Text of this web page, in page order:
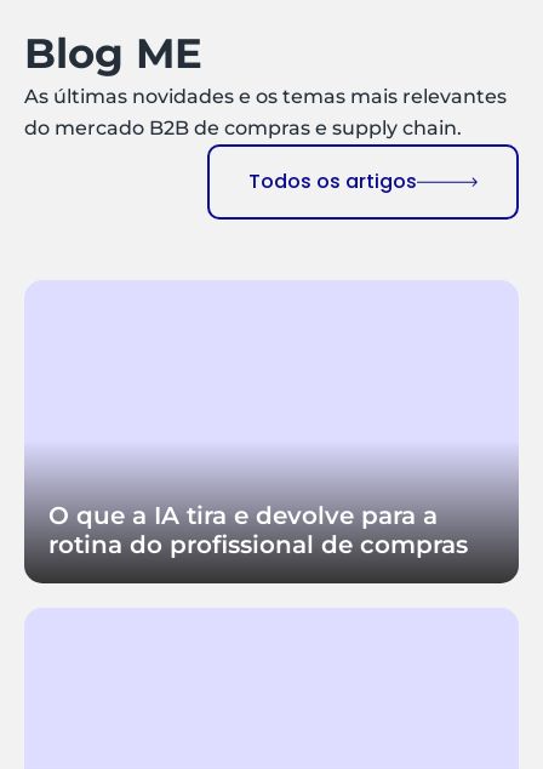
Blog ME
As últimas novidades e os temas mais relevantes
do mercado B2B de compras e supply chain.
Todos os artigos
O que a IA tira e devolve para a
rotina do profissional de compras